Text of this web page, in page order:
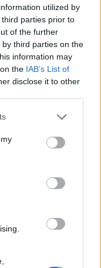
utilized by
parties prior to
of the further
third parties on the
information may
the IAB’s List of
disclose it to other
or more Google
You may click to
third-party tags to
in below Google